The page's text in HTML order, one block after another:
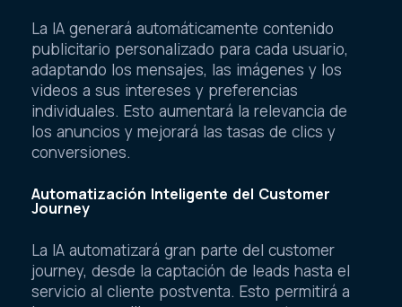
La IA generará automáticamente contenido
publicitario personalizado para cada usuario,
adaptando los mensajes, las imágenes y los
videos a sus intereses y preferencias
individuales. Esto aumentará la relevancia de
los anuncios y mejorará las tasas de clics y
conversiones.
Automatización Inteligente del Customer
Journey
La IA automatizará gran parte del customer
journey, desde la captación de leads hasta el
servicio al cliente postventa. Esto permitirá a